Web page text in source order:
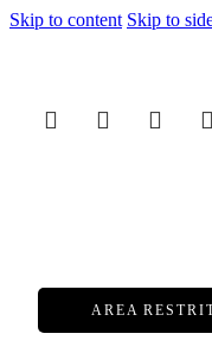
Skip to content Skip to
AREA